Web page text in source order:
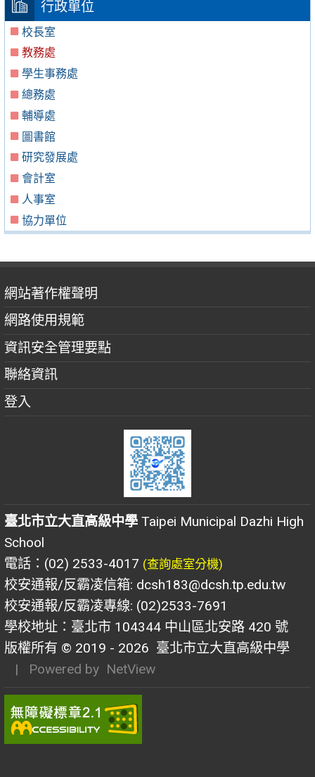
行政單位
校長室
教務處
學生事務處
總務處
輔導處
圖書館
研究發展處
會計室
人事室
協力單位
網站著作權聲明
網路使用規範
資訊安全管理要點
聯絡資訊
登入
臺北市立大直高級中學 Taipei Municipal Dazhi High
School
電話：(02) 2533-4017 (查詢處室分機)
校安通報/反霸凌信箱: dcsh183@dcsh.tp.edu.tw
校安通報/反霸凌專線: (02)2533-7691
學校地址：臺北市 104344 中山區北安路 420 號
版權所有 © 2019 - 2026 臺北市立大直高級中學
| Powered by NetView